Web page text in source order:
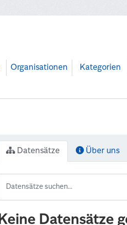
Organisationen Kategorien
Datensätze Über uns
Keine Datensätze